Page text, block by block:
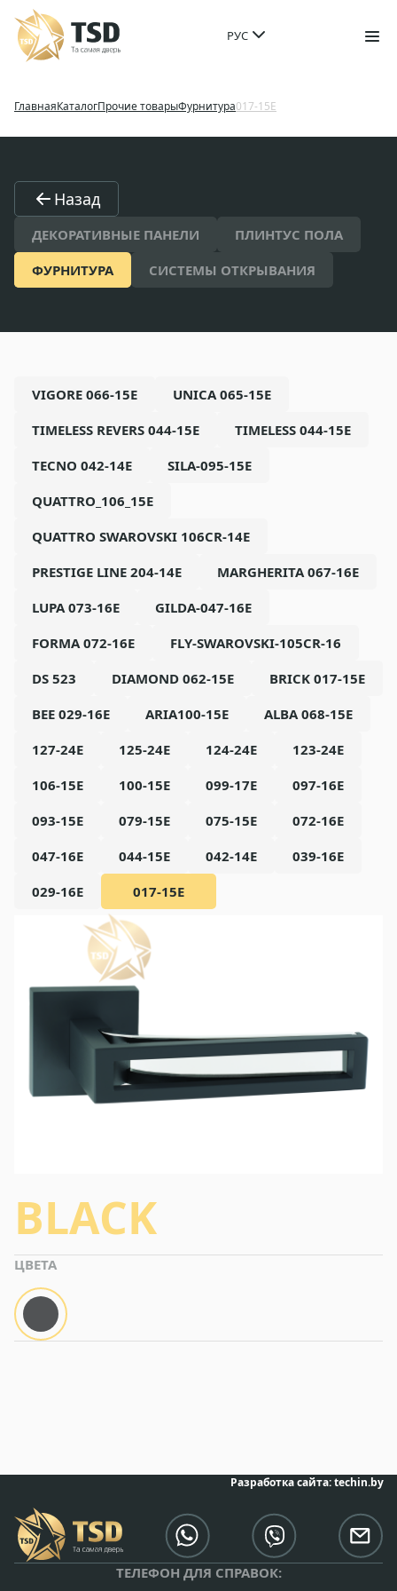
РУС
ГлавнаяКаталогПрочие товарыФурнитура017-15E
Назад
ДЕКОРАТИВНЫЕ ПАНЕЛИ
ПЛИНТУС ПОЛА
ФУРНИТУРА
СИСТЕМЫ ОТКРЫВАНИЯ
VIGORE 066-15E
UNICA 065-15E
TIMELESS REVERS 044-15E
TIMELESS 044-15E
TECNO 042-14E
SILA-095-15E
QUATTRO_106_15E
QUATTRO SWAROVSKI 106CR-14E
PRESTIGE LINE 204-14E
MARGHERITA 067-16E
LUPA 073-16E
GILDA-047-16E
FORMA 072-16E
FLY-SWAROVSKI-105CR-16
DS 523
DIAMOND 062-15E
BRICK 017-15E
BEE 029-16E
ARIA100-15E
ALBA 068-15E
127-24E
125-24E 124-24E
123-24E
106-15E
100-15E 099-17E
097-16E
093-15E
079-15E 075-15E
072-16E
047-16E
044-15E 042-14E
039-16E
029-16E
017-15E
BLACK
ЦВЕТА
Разработка сайта:techin.by
ТЕЛЕФОН ДЛЯ СПРАВОК: